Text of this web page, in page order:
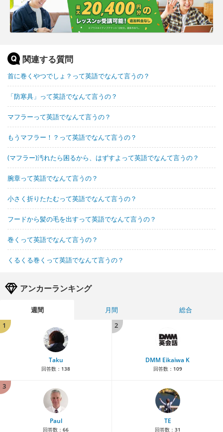
関連する質問
首に巻くやつでしょ？って英語でなんて言うの？
「防寒具」って英語でなんて言うの？
マフラーって英語でなんて言うの？
もうマフラー！？って英語でなんて言うの？
(マフラー)汚れたら困るから、はずすよって英語でなんて言うの？
腕章って英語でなんて言うの？
小さく折りたたむって英語でなんて言うの？
フードから髪の毛を出すって英語でなんて言うの？
巻くって英語でなんて言うの？
くるくる巻くって英語でなんて言うの？
アンカーランキング
週間 月間
総合
1
Taku
回答数： 138
2
DMM Eikaiwa K
回答数： 109
3
Paul
回答数： 66
TE
回答数： 31